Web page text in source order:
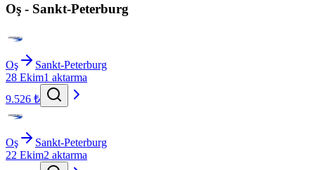
Oş - Sankt-Peterburg
Oş
Sankt-Peterburg
28 Ekim1 aktarma
9.526 ₺
Oş
Sankt-Peterburg
22 Ekim2 aktarma